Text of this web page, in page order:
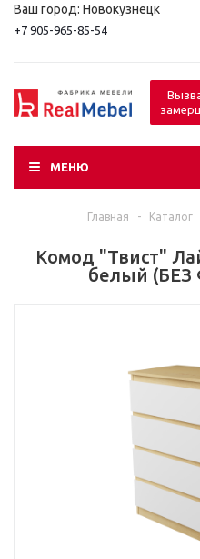
Ваш город: Новокузнецк
+7 905-965-85-54
МЕНЮ
Главная - Каталог
Комод "Твист"
белый